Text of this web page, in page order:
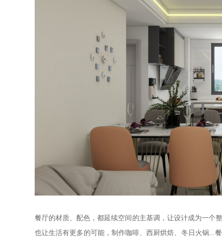
餐厅的材质、配色，都延续空间的主基调，让设计成为一个
也让生活有更多的可能，制作咖啡、西厨烘焙、冬日火锅...